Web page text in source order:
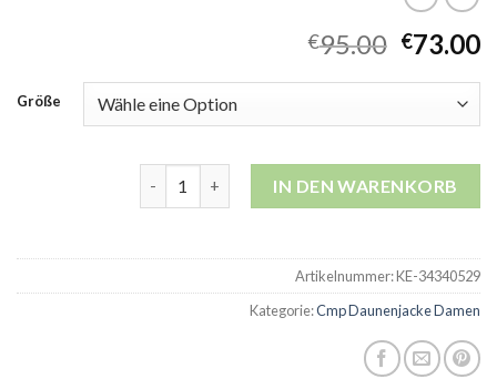
€95.00 €73.00
Größe
IN DEN WARENKORB
Artikelnummer:KE-34340529
Kategorie:Cmp Daunenjacke Damen